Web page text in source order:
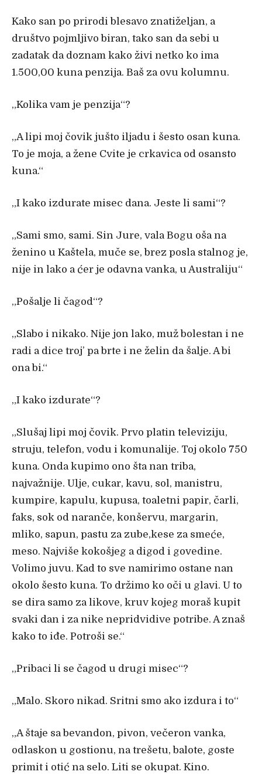
Kako san po prirodi blesavo znatiželjan, a
društvo pojmljivo biran, tako san da sebi u
zadatak da doznam kako živi netko ko ima
1.500,00 kuna penzija. Baš za ovu kolumnu.
„Kolika vam je penzija“?
„A lipi moj čovik jušto iljadu i šesto osan kuna.
To je moja, a žene Cvite je crkavica od osansto
kuna.“
„I kako izdurate misec dana. Jeste li sami“?
„Sami smo, sami. Sin Jure, vala Bogu oša na
ženino u Kaštela, muče se, brez posla stalnog je,
nije in lako a ćer je odavna vanka, u Australiju“
„Pošalje li čagod“?
„Slabo i nikako. Nije jon lako, muž bolestan i ne
radi a dice troj’ pa brte i ne želin da šalje. A bi
ona bi.“
„I kako izdurate“?
„Slušaj lipi moj čovik. Prvo platin televiziju,
struju, telefon, vodu i komunalije. Toj okolo 750
kuna. Onda kupimo ono šta nan triba,
najvažnije. Ulje, cukar, kavu, sol, manistru,
kumpire, kapulu, kupusa, toaletni papir, čarli,
faks, sok od naranče, konšervu, margarin,
mliko, sapun, pastu za zube,kese za smeće,
meso. Najviše kokošjeg a digod i govedine.
Volimo juvu. Kad to sve namirimo ostane nan
okolo šesto kuna. To držimo ko oči u glavi. U to
se dira samo za likove, kruv kojeg moraš kupit
svaki dan i za nike nepridvidive potribe. A znaš
kako to iđe. Potroši se.“
„Pribaci li se čagod u drugi misec“?
„Malo. Skoro nikad. Sritni smo ako izdura i to“
„A štaje sa bevandon, pivon, večeron vanka,
odlaskon u gostionu, na trešetu, balote, goste
primit i otić na selo. Liti se okupat. Kino.